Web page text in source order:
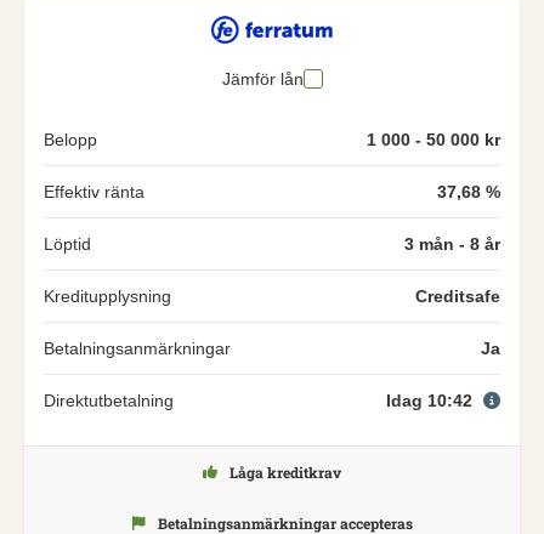
Jämför lån
Belopp 1 000 - 50 000 kr
Effektiv ränta 37,68 %
Löptid 3 mån - 8 år
Kreditupplysning Creditsafe
Betalningsanmärkningar Ja
Direktutbetalning Idag 10:42
Låga kreditkrav
Betalningsanmärkningar accepteras